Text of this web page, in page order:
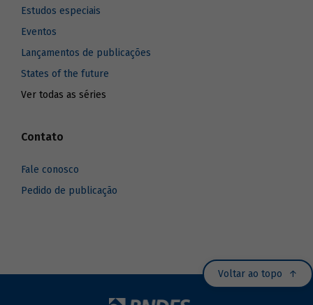
Estudos especiais
Eventos
Lançamentos de publicações
States of the future
Ver todas as séries
Contato
Fale conosco
Pedido de publicação
Voltar ao topo